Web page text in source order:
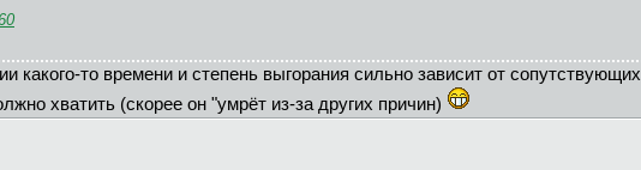
какого-то времени и степень выгорания сильно зависит от сопутствующих
хватить (скорее он "умрёт из-за других причин)